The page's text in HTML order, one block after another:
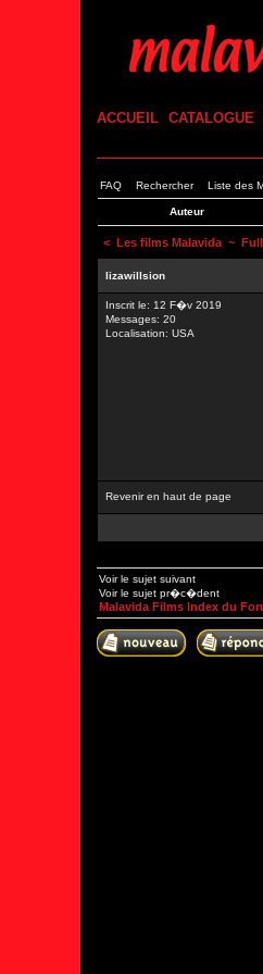
ACCUEIL CATALOGUE
FAQ Rechercher Liste des
Auteur
< Les films Malavida ~
lizawillsion
Inscrit le: 12 F�v 2019
Messages: 20
Localisation: USA
Revenir en haut de page
Voir le sujet suivant
Voir le sujet pr�c�dent
Malavida Films Index du